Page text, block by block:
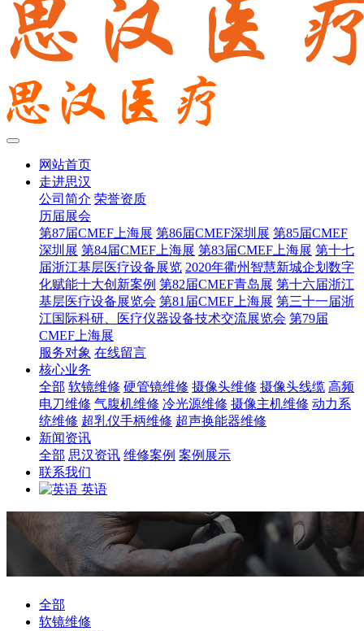
网站首页
走进思汉
公司简介 荣誉资质
历届展会
第87届CMEF上海展 第86届CMEF深圳展 第85届CMEF
深圳展 第84届CMEF上海展 第83届CMEF上海展 第十七
届浙江基层医疗设备展览 2020年衢州智慧新城企划数字
化赋能十大创新案例 第82届CMEF青岛展 第十六届浙江
基层医疗设备展览会 第81届CMEF上海展 第三十一届浙
江国际科研、医疗仪器设备技术交流展览会 第79届
CMEF上海展
服务对象 在线留言
核心业务
全部 软镜维修 硬管镜维修 摄像头维修 摄像头线缆 高频
电刀维修 气腹机维修 冷光源维修 摄像主机维修 动力系
统维修 超乳仪手柄维修 超声换能器维修
新闻资讯
全部 思汉资讯 维修案例 案例展示
联系我们
英语
全部
软镜维修